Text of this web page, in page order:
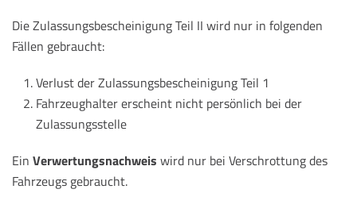
Die Zulassungsbescheinigung Teil II wird nur in folgenden
Fällen gebraucht:
Verlust der Zulassungsbescheinigung Teil 1
Fahrzeughalter erscheint nicht persönlich bei der
Zulassungsstelle
Ein Verwertungsnachweis wird nur bei Verschrottung des
Fahrzeugs gebraucht.